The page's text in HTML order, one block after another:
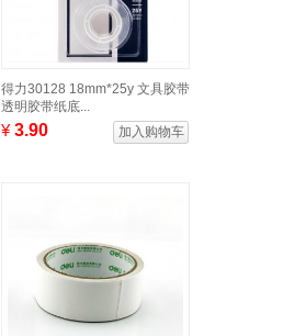
得力30128 18mm*25y 文具胶带
透明胶带纸底...
¥3.90 加入购物车